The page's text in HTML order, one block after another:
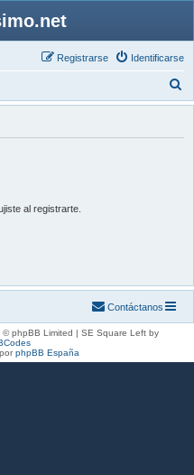
Identificarse
Registrarse
u
al registrarte.
Contáctanos
© phpBB Limited | SE Square Left by
phpBB España